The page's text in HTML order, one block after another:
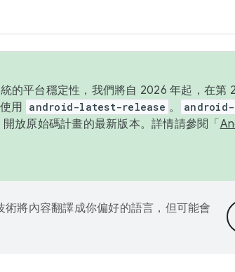
的平台穩定性，我們將自 2026 年起，在第
用 android-latest-release 。
放原始碼計畫的最新版本。詳情請參閱「
將內容翻譯成你偏好的語言，但可能會